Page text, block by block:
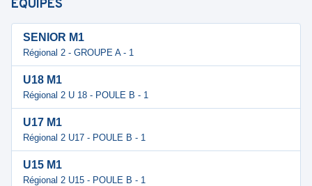
ÉQUIPES
SENIOR M1
Régional 2 - GROUPE A - 1
U18 M1
Régional 2 U 18 - POULE B - 1
U17 M1
Régional 2 U17 - POULE B - 1
U15 M1
Régional 2 U15 - POULE B - 1